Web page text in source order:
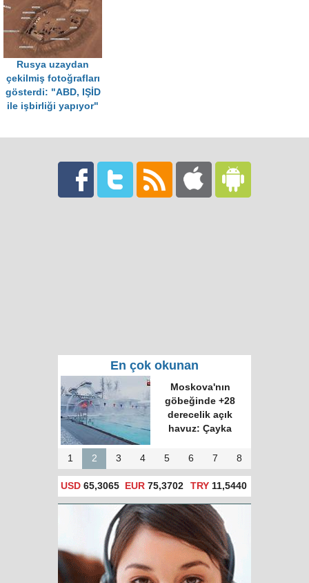
Rusya uzaydan
çekilmiş fotoğrafları
gösterdi: "ABD, IŞİD
ile işbirliği yapıyor"
En çok okunan
Moskova'nın
göbeğinde +28
derecelik açık
havuz: Çayka
1 2 3 4 5 6 7 8
USD 65,3065 EUR 75,3702 TRY 11,5440